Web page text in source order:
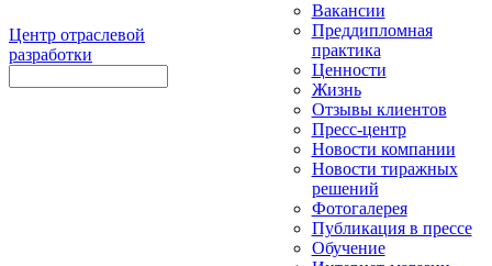
Центр отраслевой
разработки
Вакансии
Преддипломная
практика
Ценности
Жизнь
Отзывы клиентов
Пресс-центр
Новости компании
Новости тиражных
решений
Фотогалерея
Публикация в прессе
Обучение